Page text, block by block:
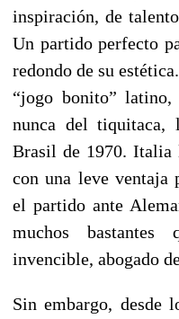
inspiración, de
Un partido perfecto
redondo de su
“jogo bonito”
nunca del tiquitaca,
Brasil de 1970.
con una leve ventaja
el partido ante
muchos
invencible, abogado
Sin embargo, desde